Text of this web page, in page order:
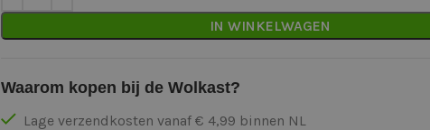
IN WINKELWAGEN
Waarom kopen bij de Wolkast?
Lage verzendkosten vanaf € 4,99 binnen NL